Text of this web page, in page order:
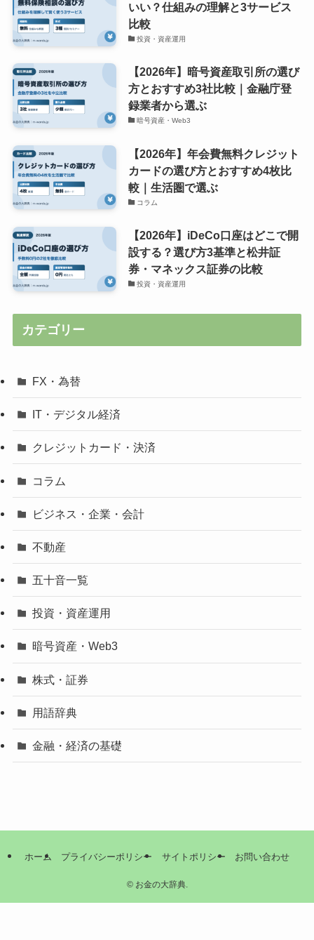
いい？仕組みの理解と3サービス
比較
投資・資産運用
【2026年】暗号資産取引所の選び
方とおすすめ3社比較｜金融庁登
録業者から選ぶ
暗号資産・Web3
【2026年】年会費無料クレジット
カードの選び方とおすすめ4枚比
較｜生活圏で選ぶ
コラム
【2026年】iDeCo口座はどこで開
設する？選び方3基準と松井証
券・マネックス証券の比較
投資・資産運用
カテゴリー
FX・為替
IT・デジタル経済
クレジットカード・決済
コラム
ビジネス・企業・会計
不動産
五十音一覧
投資・資産運用
暗号資産・Web3
株式・証券
用語辞典
金融・経済の基礎
ホーム プライバシーポリシー サイトポリシー お問い合わせ
©お金の大辞典.